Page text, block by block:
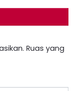
Ruas yang